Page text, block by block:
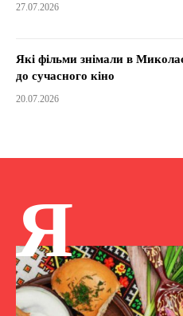
27.07.2026
Які фільми знімали в
до сучасного кіно
20.07.2026
Я